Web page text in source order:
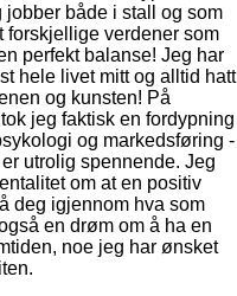
jobber både i stall og som
forskjellige verdener som
perfekt balanse! Jeg har
hele livet mitt og alltid hatt
og kunsten! På
jeg faktisk en fordypning
og markedsføring -
utrolig spennende. Jeg
om at en positiv
deg igjennom hva som
en drøm om å ha en
noe jeg har ønsket